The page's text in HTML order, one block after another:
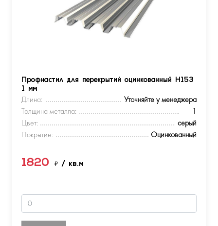
Профнастил для перекрытий оцинкованный Н153
1 мм
Длина:
Уточняйте у менеджера
Толщина металла:
1
Цвет:
серый
Покрытие:
Оцинкованный
1820 ₽ / кв.м